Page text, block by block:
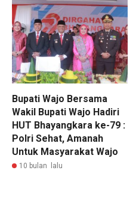
Bupati Wajo Bersama
Wakil Bupati Wajo Hadiri
HUT Bhayangkara ke-79 :
Polri Sehat, Amanah
Untuk Masyarakat Wajo
10 bulan lalu